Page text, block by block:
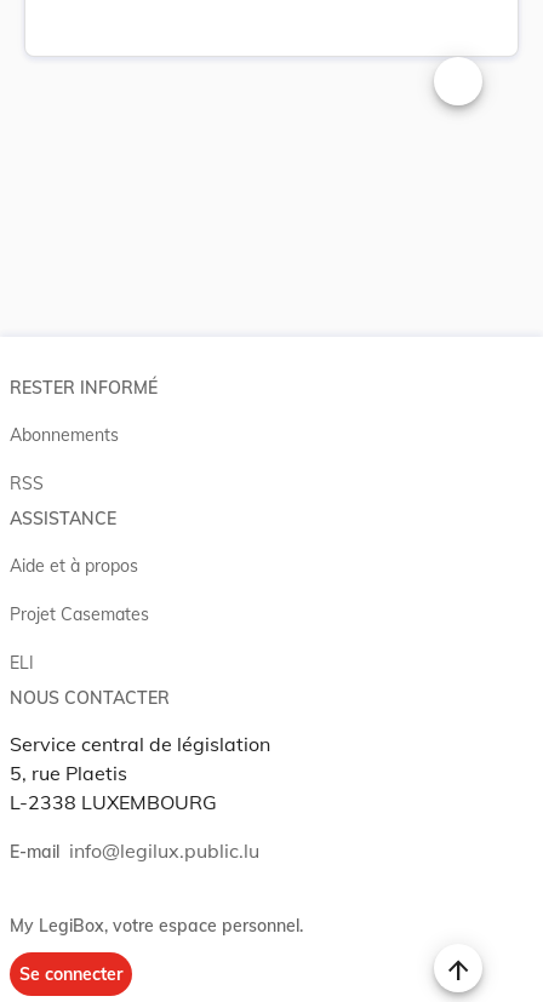
Changer la
RESTER INFORMÉ
Abonnements
RSS
ASSISTANCE
Aide et à propos
Projet Casemates
ELI
NOUS CONTACTER
Service central de législation
5, rue Plaetis
L-2338 LUXEMBOURG
E-mail info@legilux.public.lu
My LegiBox, votre espace personnel.
Se connecter